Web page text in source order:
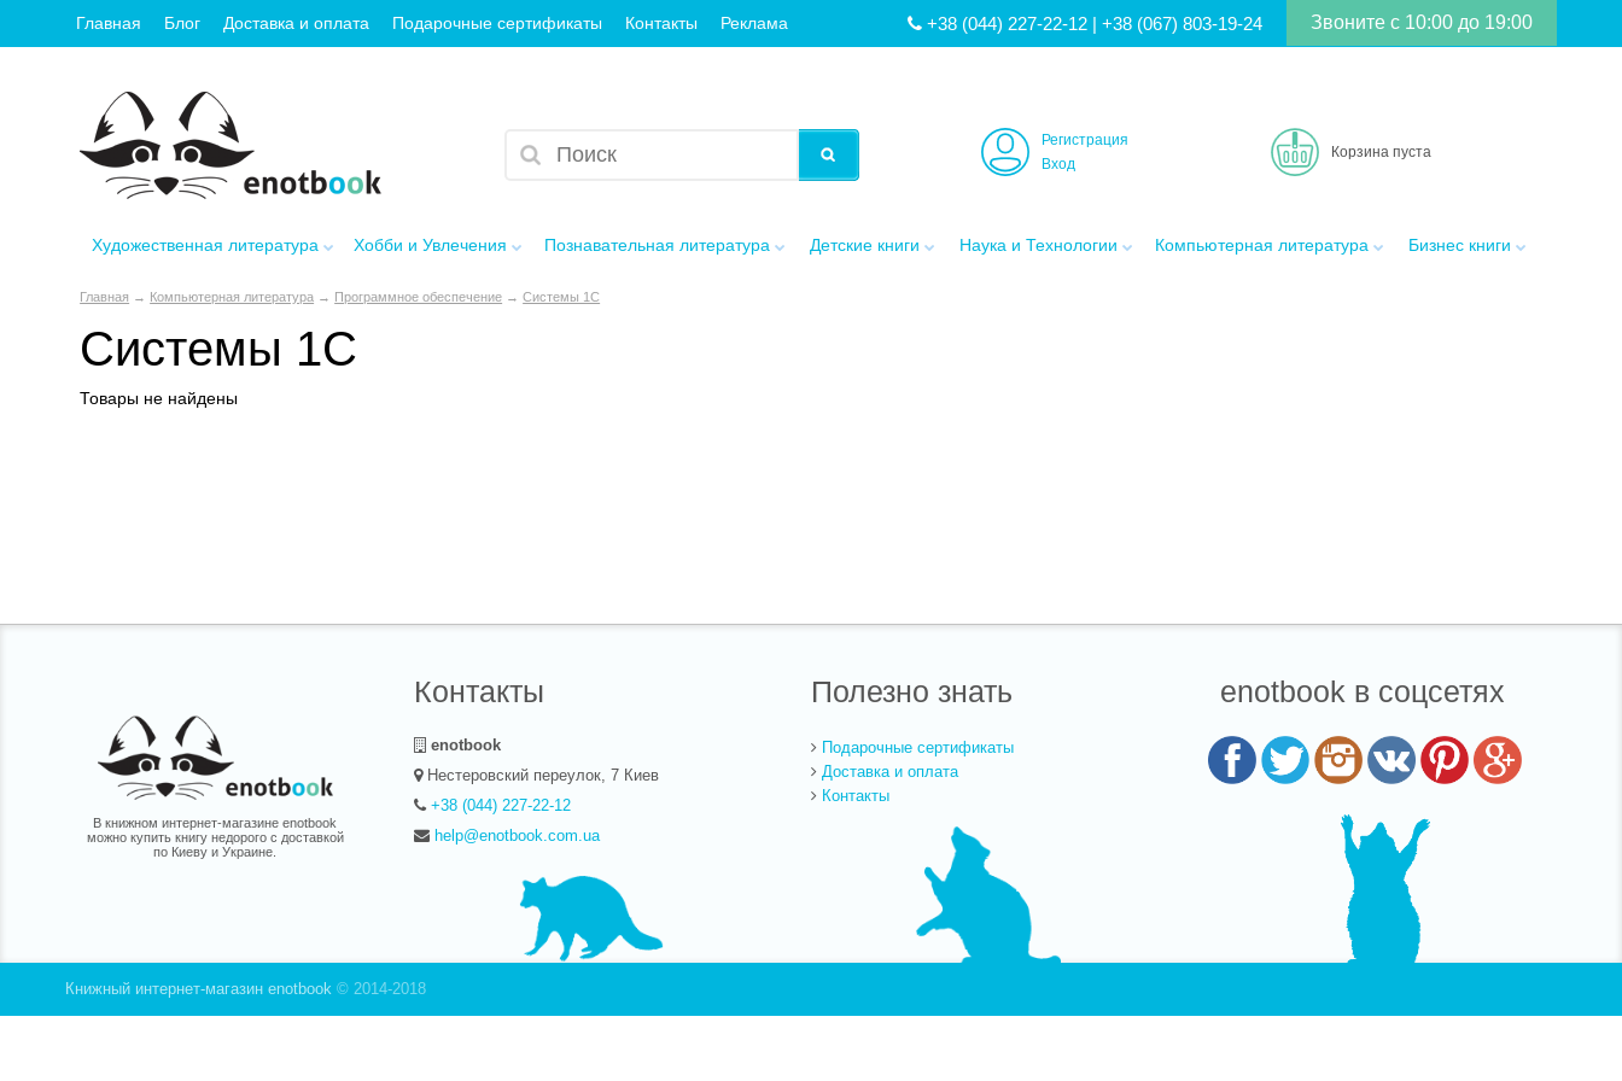
Главная Блог Доставка и оплата Подарочные сертификаты Контакты Реклама Звоните с 10:00 до 19:00
+38 (044) 227-22-12 |+38 (067) 803-19-24
Корзина пуста
Регистрация
Вход
Художественная литература Хобби и Увлечения Познавательная литература Детские книги Наука и Технологии Компьютерная литература Бизнес книги
Главная → Компьютерная литература → Программное обеспечение →Системы 1С
Системы 1С
Товары не найдены
В книжном интернет-магазине enotbook
можно купить книгу недорого с доставкой
по Киеву и Украине.
Контакты
enotbook
Нестеровский переулок, 7 Киев
+38 (044) 227-22-12
help@enotbook.com.ua
Полезно знать
Подарочные сертификаты
Доставка и оплата
Контакты
enotbook в соцсетях
Книжный интернет-магазин enotbook© 2014-2018